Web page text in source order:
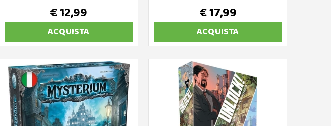
€ 12,99
ACQUISTA
€ 17,99
ACQUISTA